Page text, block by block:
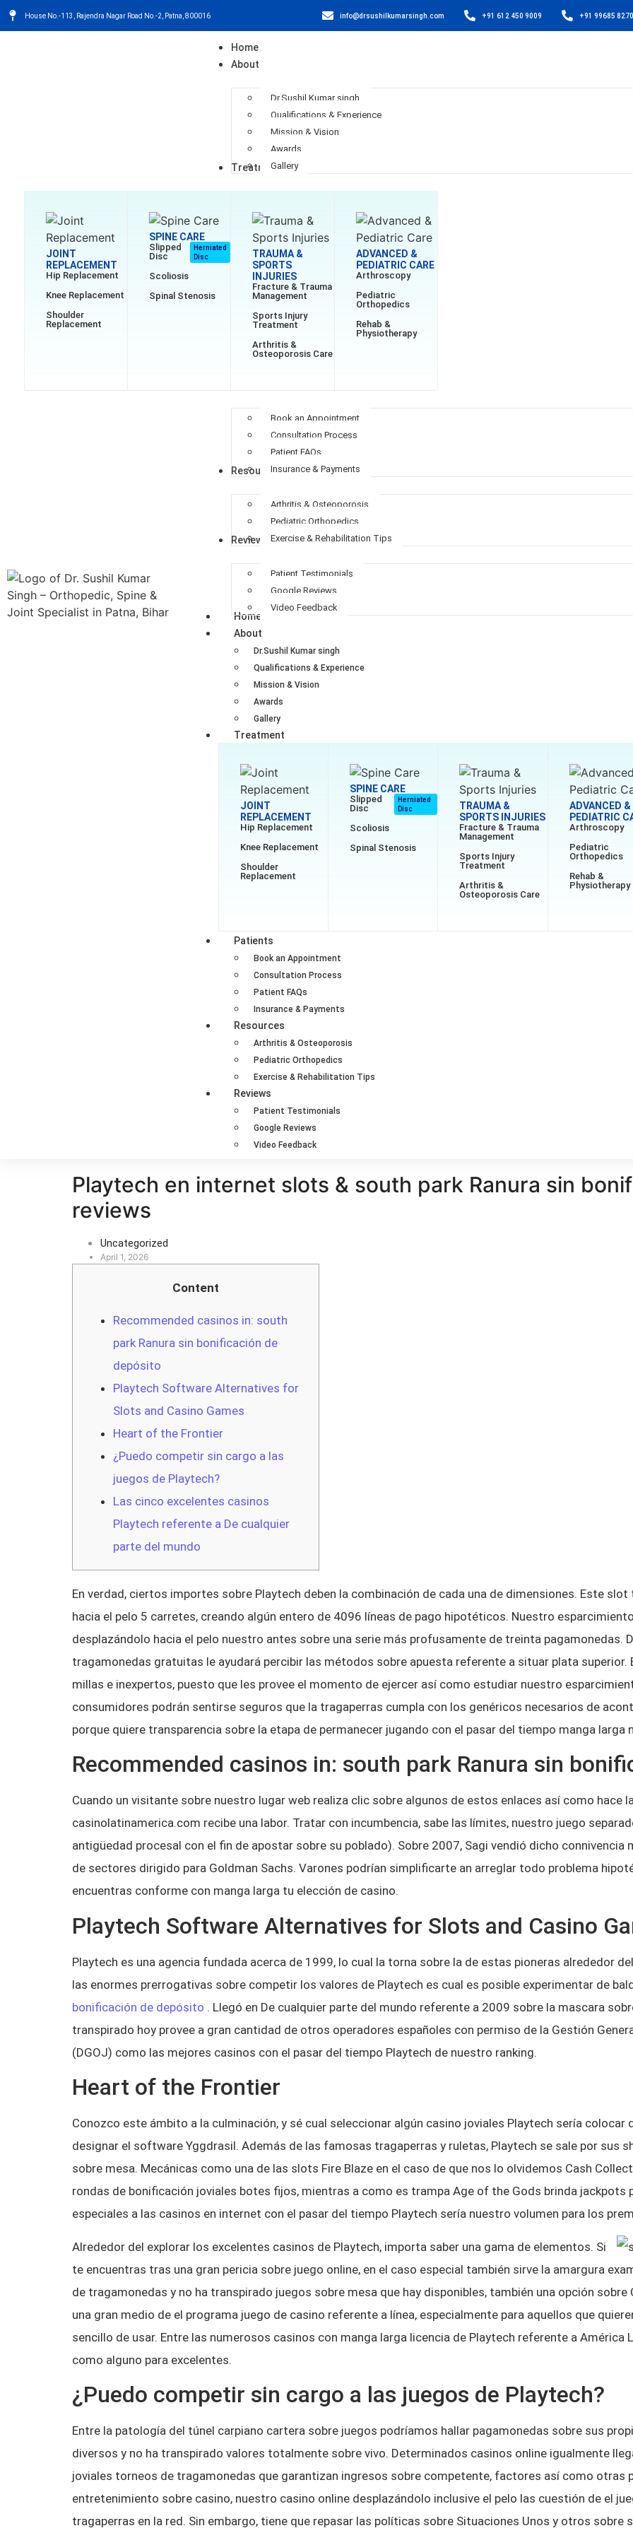
House No.-113, Rajendra Nagar Road No.-2, Patna, 800016 info@drsushilkumarsingh.com +91 612 450 9009 +91 99685
Home
About
Dr.Sushil Kumar singh
Qualifications & Experience
Mission & Vision
Awards
Gallery
Treatment
JOINT
REPLACEMENT
Hip Replacement
Knee Replacement
Shoulder
Replacement
SPINE CARE
Slipped
Disc
Herniated
Disc
Scoliosis
Spinal Stenosis
TRAUMA &
SPORTS
INJURIES
Fracture & Trauma
Management
Sports Injury
Treatment
Arthritis &
Osteoporosis Care
ADVANCED &
PEDIATRIC CARE
Arthroscopy
Pediatric
Orthopedics
Rehab &
Physiotherapy
Book an Appointment
Consultation Process
Patient FAQs
Insurance & Payments
Resources
Arthritis & Osteoporosis
Pediatric Orthopedics
Exercise & Rehabilitation Tips
Reviews
Patient Testimonials
Google Reviews
Video Feedback
Home
About
Dr.Sushil Kumar singh
Qualifications & Experience
Mission & Vision
Awards
Gallery
Treatment
JOINT
REPLACEMENT
Hip Replacement
Knee Replacement
Shoulder
Replacement
SPINE CARE
Slipped
Disc
Herniated
Disc
Scoliosis
Spinal Stenosis
TRAUMA &
SPORTS INJURIES
Fracture & Trauma
Management
Sports Injury
Treatment
Arthritis &
Osteoporosis Care
ADVANCED &
PEDIATRIC
Arthroscopy
Pediatric
Orthopedics
Rehab &
Physiotherapy
Patients
Book an Appointment
Consultation Process
Patient FAQs
Insurance & Payments
Resources
Arthritis & Osteoporosis
Pediatric Orthopedics
Exercise & Rehabilitation Tips
Reviews
Patient Testimonials
Google Reviews
Video Feedback
Playtech en internet slots & south park Ranura sin
reviews
Uncategorized
April 1, 2026
Content
Recommended casinos in: south
park Ranura sin bonificación de
depósito
Playtech Software Alternatives for
Slots and Casino Games
Heart of the Frontier
¿Puedo competir sin cargo a las
juegos de Playtech?
Las cinco excelentes casinos
Playtech referente a De cualquier
parte del mundo
En verdad, ciertos importes sobre Playtech deben la combinación de cada una de dimensiones. Este
hacia el pelo 5 carretes, creando algún entero de 4096 líneas de pago hipotéticos. Nuestro
desplazándolo hacia el pelo nuestro antes sobre una serie más profusamente de treinta pagamonedas.
tragamonedas gratuitas le ayudará percibir las métodos sobre apuesta referente a situar plata
millas e inexpertos, puesto que les provee el momento de ejercer así­ como estudiar nuestro
consumidores podrán sentirse seguros que la tragaperras cumpla con los genéricos necesarios de
porque quiere transparencia sobre la etapa de permanecer jugando con el pasar del tiempo manga
Recommended casinos in: south park Ranura sin
Cuando un visitante sobre nuestro lugar web realiza clic sobre algunos de estos enlaces así­ como hace
casinolatinamerica.com recibe una labor. Tratar con incumbencia, sabe las límites, nuestro juego
antigüedad procesal con el fin de apostar sobre su poblado). Sobre 2007, Sagi vendió dicho
de sectores dirigido para Goldman Sachs. Varones podrían simplificarte an arreglar todo problema
encuentras conforme con manga larga tu elección de casino.
Playtech Software Alternatives for Slots and Casino
Playtech es una agencia fundada acerca de 1999, lo cual la torna sobre la de estas pioneras alrededor
las enormes prerrogativas sobre competir los valores de Playtech es cual es posible experimentar de
bonificación de depósito . Llegó en De cualquier parte del mundo referente a 2009 sobre la mascara
transpirado hoy provee a gran cantidad de otros operadores españoles con permiso de la Gestión
(DGOJ) como las mejores casinos con el pasar del tiempo Playtech de nuestro ranking.
Heart of the Frontier
Conozco este ámbito a la culminación, y sé cual seleccionar algún casino joviales Playtech serí­a colocar
designar el software Yggdrasil. Además de las famosas tragaperras y ruletas, Playtech se sale por sus
sobre mesa. Mecánicas como una de las slots Fire Blaze en el caso de que nos lo olvidemos Cash
rondas de bonificación joviales botes fijos, mientras a como es trampa Age of the Gods brinda jackpots
especiales a las casinos en internet con el pasar del tiempo Playtech serí­a nuestro volumen para los
Alrededor del explorar los excelentes casinos de Playtech, importa saber una gama de elementos. Si
te encuentras tras una gran pericia sobre juego online, en el caso especial también sirve la amargura
de tragamonedas y no ha transpirado juegos sobre mesa que hay disponibles, también una opción
una gran medio de el programa juego de casino referente a línea, especialmente para aquellos que
sencillo de usar. Entre las numerosos casinos con manga larga licencia de Playtech referente a América
como alguno para excelentes.
¿Puedo competir sin cargo a las juegos de Playtech?
Entre la patologí­a del túnel carpiano cartera sobre juegos podrí­amos hallar pagamonedas sobre sus
diversos y no ha transpirado valores totalmente sobre vivo. Determinados casinos online igualmente
joviales torneos de tragamonedas que garantizan ingresos sobre competente, factores así­ como otras
entretenimiento sobre casino, nuestro casino online desplazándolo inclusive el pelo las cuestión de el
tragaperras en la red. Sin embargo, tiene que repasar las políticas sobre Situaciones Unos y otros